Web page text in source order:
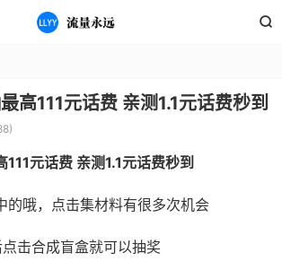

高111元话费 亲测1.1元话费秒到
111元话费 亲测1.1元话费秒到
的哦，点击集材料有很多次机会
击合成盲盒就可以抽奖